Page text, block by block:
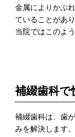
金属によりかぶ
ていることがあり
当院ではこのよ
補綴歯科で
補綴歯科は、歯
みを解決します